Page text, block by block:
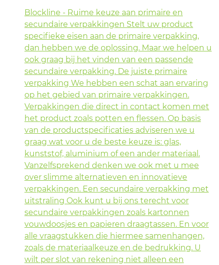
Blockline - Ruime keuze aan primaire en
secundaire verpakkingen Stelt uw product
specifieke eisen aan de primaire verpakking,
dan hebben we de oplossing. Maar we helpen u
ook graag bij het vinden van een passende
secundaire verpakking. De juiste primaire
verpakking We hebben een schat aan ervaring
op het gebied van primaire verpakkingen.
Verpakkingen die direct in contact komen met
het product zoals potten en flessen. Op basis
van de productspecificaties adviseren we u
graag wat voor u de beste keuze is: glas,
kunststof, aluminium of een ander materiaal.
Vanzelfsprekend denken we ook met u mee
over slimme alternatieven en innovatieve
verpakkingen. Een secundaire verpakking met
uitstraling Ook kunt u bij ons terecht voor
secundaire verpakkingen zoals kartonnen
vouwdoosjes en papieren draagtassen. En voor
alle vraagstukken die hiermee samenhangen,
zoals de materiaalkeuze en de bedrukking. U
wilt per slot van rekening niet alleen een